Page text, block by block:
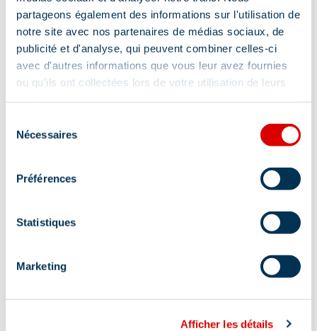
partageons également des informations sur l'utilisation de
notre site avec nos partenaires de médias sociaux, de
publicité et d'analyse, qui peuvent combiner celles-ci
avec d'autres informations que vous leur avez fournies
ou qu'ils ont collectées lors de votre utilisation de leurs
Nécessaires
Préférences
Statistiques
Marketing
Afficher les détails
personnes - 19 m2
Plateau /Rte des chalets et de la Renarde
288€